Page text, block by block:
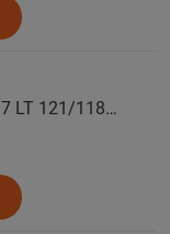
COMFORSER Автошина 315/70 R17 LT 121/118Q CF9000 R/T RWL 10PR лето